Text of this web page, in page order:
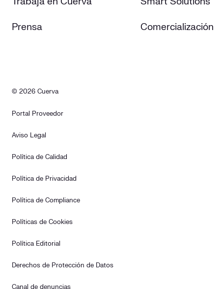
Prensa Comercialización
© 2026 Cuerva
Portal Proveedor
Aviso Legal
Política de Calidad
Política de Privacidad
Política de Compliance
Políticas de Cookies
Política Editorial
Derechos de Protección de Datos
Canal de denuncias